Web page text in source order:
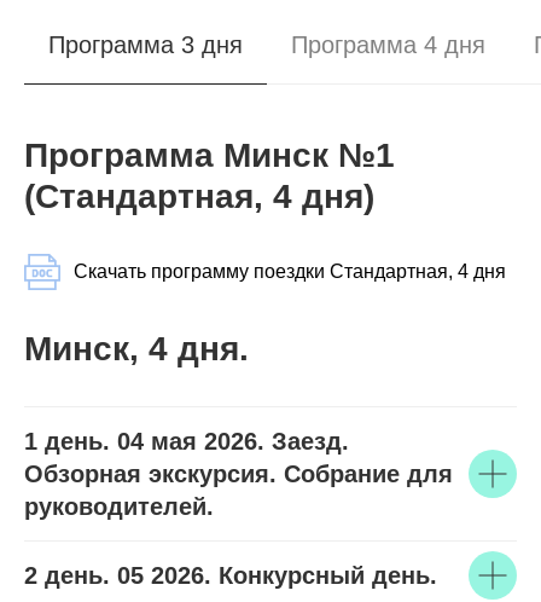
Программа 3 дня Программа 4 дня
Программа Минск №1
(Стандартная, 4 дня)
Скачать программу поездки Стандартная, 4 дня
Минск, 4 дня.
1 день. 04 мая 2026. Заезд.
Обзорная экскурсия. Собрание для
руководителей.
2 день. 05 2026. Конкурсный день.